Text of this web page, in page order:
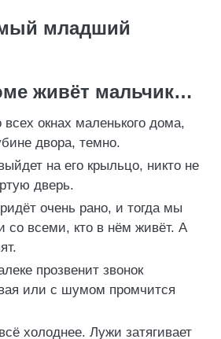
младший
живёт мальчик…
окнах маленького дома,
двора, темно.
на его крыльцо, никто не
дверь.
очень рано, и тогда мы
со всеми, кто в нём живёт. А
прозвенит звонок
или с шумом промчится
холоднее. Лужи затягивает